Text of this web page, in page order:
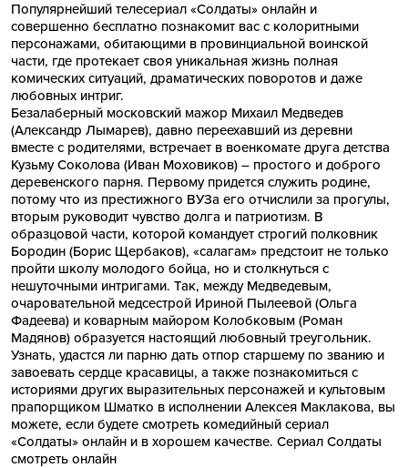
Популярнейший телесериал «Солдаты» онлайн и
совершенно бесплатно познакомит вас с колоритными
персонажами, обитающими в провинциальной воинской
части, где протекает своя уникальная жизнь полная
комических ситуаций, драматических поворотов и даже
любовных интриг.
Безалаберный московский мажор Михаил Медведев
(Александр Лымарев), давно переехавший из деревни
вместе с родителями, встречает в военкомате друга детства
Кузьму Соколова (Иван Моховиков) – простого и доброго
деревенского парня. Первому придется служить родине,
потому что из престижного ВУЗа его отчислили за прогулы,
вторым руководит чувство долга и патриотизм. В
образцовой части, которой командует строгий полковник
Бородин (Борис Щербаков), «салагам» предстоит не только
пройти школу молодого бойца, но и столкнуться с
нешуточными интригами. Так, между Медведевым,
очаровательной медсестрой Ириной Пылеевой (Ольга
Фадеева) и коварным майором Колобковым (Роман
Мадянов) образуется настоящий любовный треугольник.
Узнать, удастся ли парню дать отпор старшему по званию и
завоевать сердце красавицы, а также познакомиться с
историями других выразительных персонажей и культовым
прапорщиком Шматко в исполнении Алексея Маклакова, вы
можете, если будете смотреть комедийный сериал
«Солдаты» онлайн и в хорошем качестве. Сериал Солдаты
смотреть онлайн